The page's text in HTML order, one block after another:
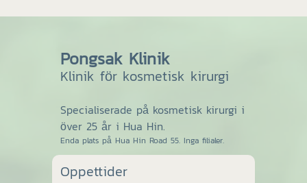
Pongsak Klinik
Klinik för kosmetisk kirurgi
Specialiserade på kosmetisk kirurgi i
över 25 år i Hua Hin.
Enda plats på Hua Hin Road 55. Inga filialer.
Oppettider